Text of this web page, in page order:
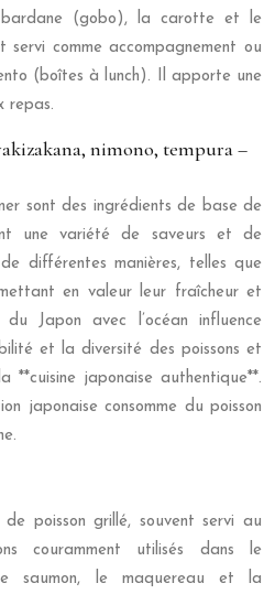
bardane (gobo), la carotte et le
comme accompagnement ou
(boîtes à lunch). Il apporte une
repas.
nimono, tempura –
sont des ingrédients de base de
une variété de saveurs et de
différentes manières, telles que
en valeur leur fraîcheur et
Japon avec l’océan influence
et la diversité des poissons et
**cuisine japonaise authentique**.
japonaise consomme du poisson
poisson grillé, souvent servi au
couramment utilisés dans le
le saumon, le maquereau et la